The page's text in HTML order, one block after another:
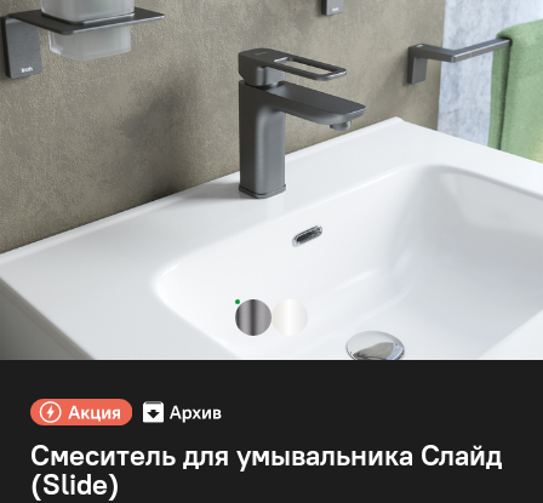
Смеситель для умывальника Слайд
(Slide)